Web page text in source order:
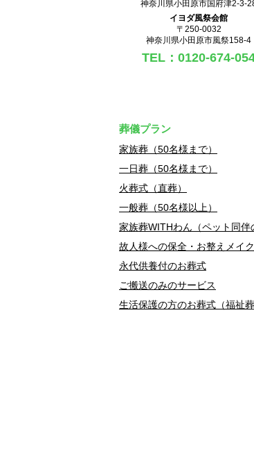
神奈川県小田原市国府津2-3-
イヨダ風祭会館
〒250-0032
神奈川県小田原市風祭158-4
TEL：0120-674-
葬儀プラン
家族葬（50名様まで）
一日葬（50名様まで）
火葬式（直葬）
一般葬（50名様以上）
家族葬WITHわん（ペット同伴
故人様への保全・お整えメイク
永代供養付のお葬式
ご搬送のみのサービス
生活保護の方のお葬式（福祉葬